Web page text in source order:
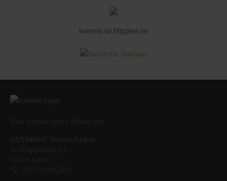
koomio ist Mitglied im